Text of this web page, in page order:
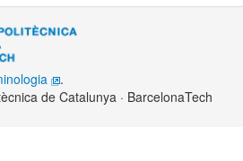
.
de Catalunya · BarcelonaTech